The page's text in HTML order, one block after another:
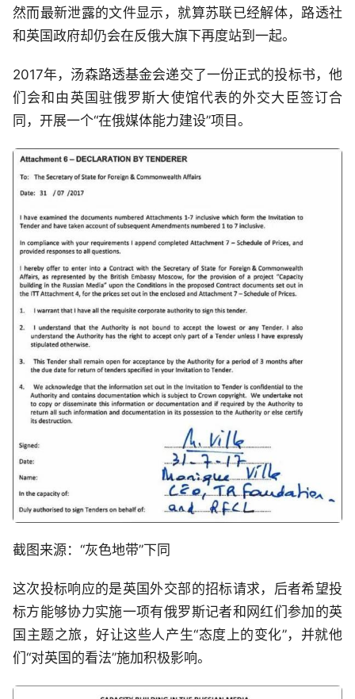
然而最新泄露的文件显示，就算苏联已经解体，路透社
和英国政府却仍会在反俄大旗下再度站到一起。
2017年，汤森路透基金会递交了一份正式的投标书，他
们会和由英国驻俄罗斯大使馆代表的外交大臣签订合
同，开展一个“在俄媒体能力建设”项目。
截图来源：“灰色地带”下同
这次投标响应的是英国外交部的招标请求，后者希望投
标方能够协力实施一项有俄罗斯记者和网红们参加的英
国主题之旅，好让这些人产生“态度上的变化”，并就他
们“对英国的看法”施加积极影响。